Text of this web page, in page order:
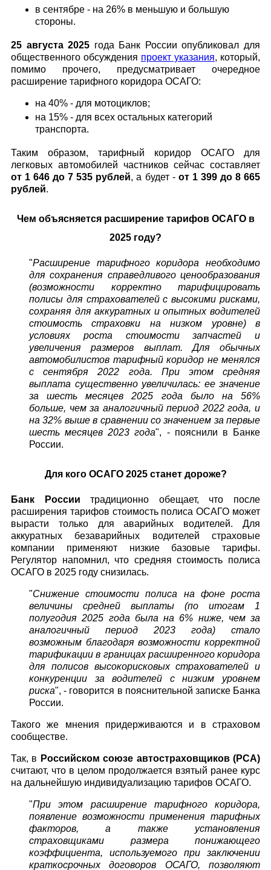
в сентябре - на 26% в меньшую и большую
стороны.
25 августа 2025 года Банк России опубликовал для
общественного обсуждения проект указания, который,
помимо прочего, предусматривает очередное
расширение тарифного коридора ОСАГО:
на 40% - для мотоциклов;
на 15% - для всех остальных категорий
транспорта.
Таким образом, тарифный коридор ОСАГО для
легковых автомобилей частниковсейчас составляет
от 1 646 до 7 535 рублей, а будет - от 1 399 до 8 665
рублей.
Чем объясняется расширение тарифов ОСАГО в
2025 году?
"Расширение тарифного коридора необходимо
для сохранения справедливого ценообразования
(возможности корректно тарифицировать
полисы для страхователей с высокими рисками,
сохраняя для аккуратных и опытных водителей
стоимость страховки на низком уровне) в
условиях роста стоимости запчастей и
увеличения размеров выплат. Для обычных
автомобилистов тарифный коридор не менялся
с сентября 2022 года. При этом средняя
выплата существенно увеличилась: ее значение
за шесть месяцев 2025 года было на 56%
больше, чем за аналогичный период 2022 года, и
на 32% выше в сравнении со значением за первые
шесть месяцев 2023 года", - пояснили в Банке
России.
Для кого ОСАГО 2025 станет дороже?
Банк России традиционно обещает, что после
расширения тарифов стоимость полиса ОСАГО может
вырасти только для аварийных водителей. Для
аккуратных безаварийных водителей страховые
компании применяют низкие базовые тарифы.
Регулятор напомнил, что средняя стоимость полиса
ОСАГО в 2025 году снизилась.
"Снижение стоимости полиса на фоне роста
величины средней выплаты (по итогам 1
полугодия 2025 года была на 6% ниже, чем за
аналогичный период 2023 года) стало
возможным благодаря возможности корректной
тарификации в границах расширенного коридора
для полисов высокорисковых страхователей и
конкуренции за водителей с низким уровнем
риска", - говорится в пояснительной записке Банка
России.
Такого же мнения придерживаются и в страховом
сообществе.
Так, в Российском союзе автостраховщиков (РСА)
считают, что в целом продолжается взятый ранее курс
на дальнейшую индивидуализацию тарифов ОСАГО.
"При этом расширение тарифного коридора,
появление возможности применения тарифных
факторов, а также установления
страховщиками размера понижающего
коэффициента, используемого при заключении
краткосрочных договоров ОСАГО, позволяют